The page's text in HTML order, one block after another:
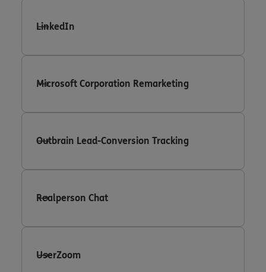
LinkedIn
Microsoft Corporation Remarketing
Outbrain Lead-Conversion Tracking
Realperson Chat
UserZoom